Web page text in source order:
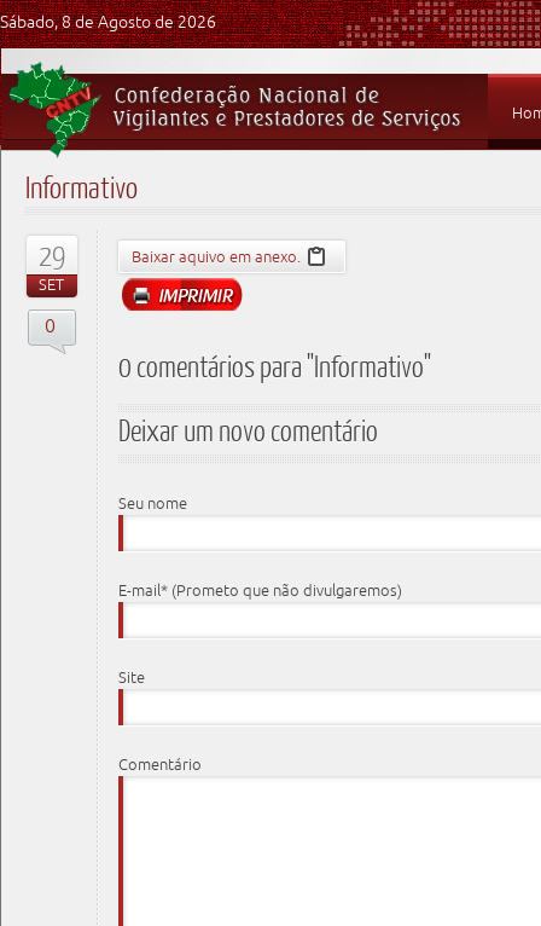
Sábado, 8 de Agosto de 2026
Informativo
29
SET
0
Baixar aquivo em anexo.
0 comentários para "Informativo"
Deixar um novo comentário
Seu nome
E-mail* (Prometo que não divulgaremos)
Site
Comentário